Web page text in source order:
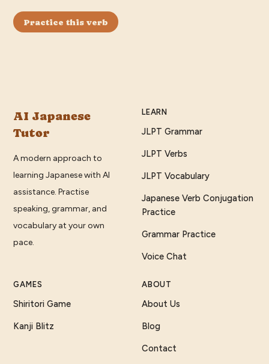
Practice this verb
AI Japanese
Tutor
A modern approach to
learning Japanese with AI
assistance. Practise
speaking, grammar, and
vocabulary at your own
pace.
LEARN
JLPT Grammar
JLPT Verbs
JLPT Vocabulary
Japanese Verb Conjugation
Practice
Grammar Practice
Voice Chat
GAMES
Shiritori Game
Kanji Blitz
ABOUT
About Us
Blog
Contact